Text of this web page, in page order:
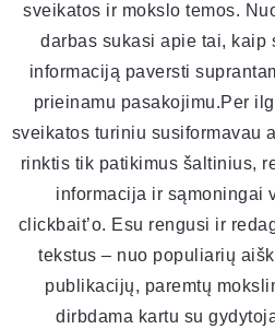
sveikatos ir mokslo temos.
darbas sukasi apie tai, kaip
informaciją paversti
prieinamu pasakojimu.Per
sveikatos turiniu susiformavau
rinktis tik patikimus šaltinius,
informacija ir sąmoningai
clickbait’o. Esu rengusi ir
tekstus – nuo populiarių
publikacijų, paremtų
dirbdama kartu su